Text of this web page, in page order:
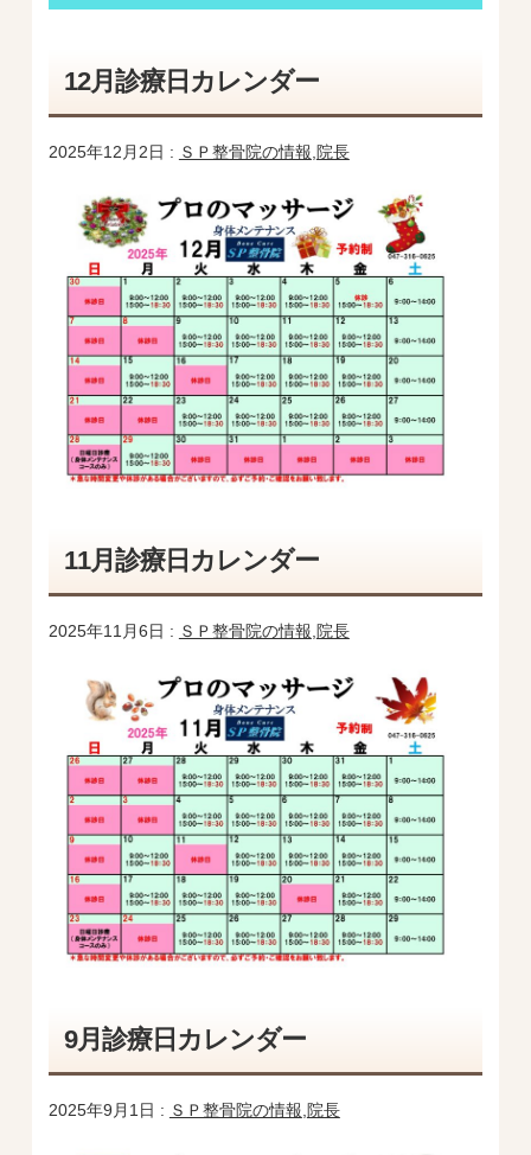
12月診療日カレンダー
2025年12月2日 : ＳＰ整骨院の情報 院長
11月診療日カレンダー
2025年11月6日 : ＳＰ整骨院の情報 院長
9月診療日カレンダー
2025年9月1日 : ＳＰ整骨院の情報 院長